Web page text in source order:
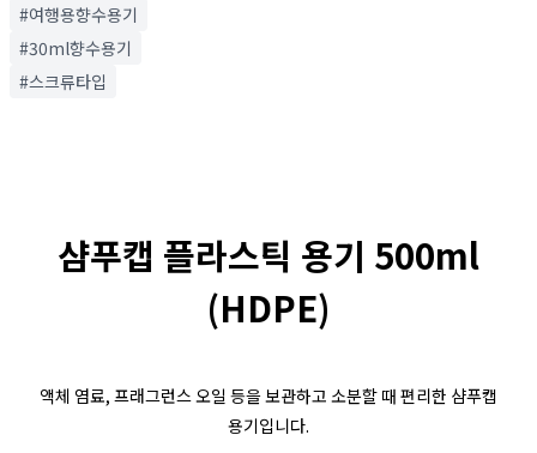
#여행용향수용기
#30ml향수용기
#스크류타입
샴푸캡 플라스틱 용기 500ml
(HDPE)
액체 염료, 프래그런스 오일 등을 보관하고 소분할 때 편리한 샴푸캡
용기입니다.